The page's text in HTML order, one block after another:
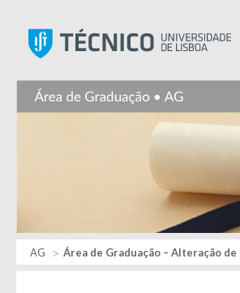
AG Área de Graduação – Alteração